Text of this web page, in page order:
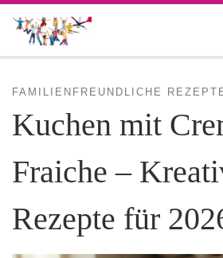
Zum Inhalt springen
FAMILIENFREUNDLICHE
Kuchen mit
Fraiche –
Rezepte für